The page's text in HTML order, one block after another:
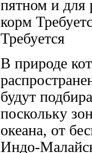
пятном и для
корм
Требуется
В природе
будут
поскольку
океана, от
Индо-